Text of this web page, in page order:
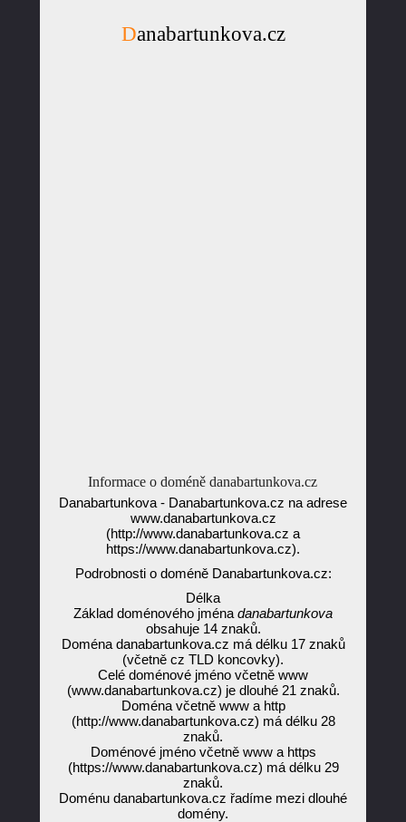
Danabartunkova.cz
Informace o doméně danabartunkova.cz
Danabartunkova - Danabartunkova.cz na adrese
www.danabartunkova.cz
(http://www.danabartunkova.cz a
https://www.danabartunkova.cz).
Podrobnosti o doméně Danabartunkova.cz:
Délka
Základ doménového jména danabartunkova
obsahuje 14 znaků.
Doména danabartunkova.cz má délku 17 znaků
(včetně cz TLD koncovky).
Celé doménové jméno včetně www
(www.danabartunkova.cz) je dlouhé 21 znaků.
Doména včetně www a http
(http://www.danabartunkova.cz) má délku 28
znaků.
Doménové jméno včetně www a https
(https://www.danabartunkova.cz) má délku 29
znaků.
Doménu danabartunkova.cz řadíme mezi dlouhé
domény.